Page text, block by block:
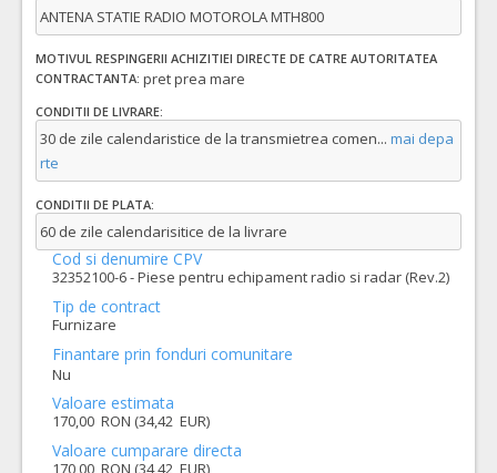
ANTENA STATIE RADIO MOTOROLA MTH800
MOTIVUL RESPINGERII ACHIZITIEI DIRECTE DE CATRE AUTORITATEA
CONTRACTANTA: pret prea mare
CONDITII DE LIVRARE:
30 de zile calendaristice de la transmietrea comen... mai depa
rte
CONDITII DE PLATA:
60 de zile calendarisitice de la livrare
Cod si denumire CPV
32352100-6 - Piese pentru echipament radio si radar (Rev.2)
Tip de contract
Furnizare
Finantare prin fonduri comunitare
Nu
Valoare estimata
170,00 RON (34,42 EUR)
Valoare cumparare directa
170,00 RON (34,42 EUR)